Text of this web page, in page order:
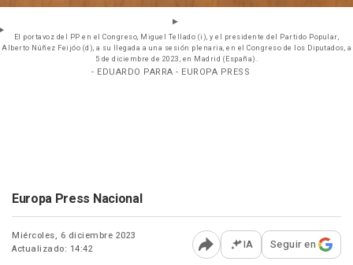
El portavoz del PP en el Congreso, Miguel Tellado (i), y el presidente del Partido Popular,
Alberto Núñez Feijóo (d), a su llegada a una sesión plenaria, en el Congreso de los Diputados, a
5 de diciembre de 2023, en Madrid (España).
- EDUARDO PARRA - EUROPA PRESS
Europa Press Nacional
Miércoles, 6 diciembre 2023
Actualizado: 14:42
Abrir opciones para
IA Seguir en